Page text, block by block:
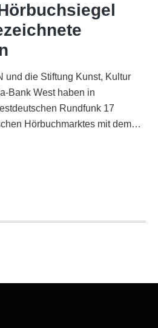
und die Stiftung Kunst, Kultur
Bank West haben in
Rundfunk 17
Hörbuchmarktes mit dem…